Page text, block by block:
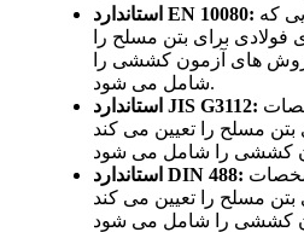
استاندارد EN 10080:
برای بتن مسلح را
روش های آزمون کششی را
شامل میشود.
استاندارد JIS G3112:
بتن مسلح را تعیین می کند
کششی را شامل می
استاندارد DIN 488:
بتن مسلح را تعیین می کند
کششی را شامل می